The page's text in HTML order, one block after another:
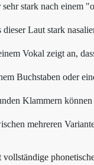
stark nach einem
dieser Laut stark
Vokal zeigt an,
Buchstaben oder
Klammern
mehreren